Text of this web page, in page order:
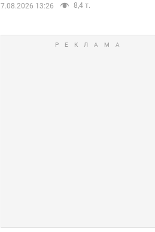
7.08.2026 13:26 8,4 т.